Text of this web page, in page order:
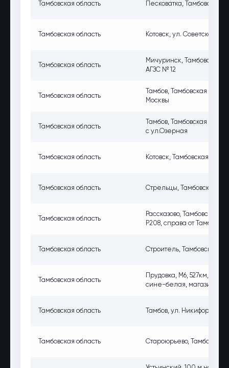
Тамбовская область Песковатка, Тамбовская
Тамбовская область Котовск, ул. Советская,
Тамбовская область
Мичуринск, Тамбовская
АГЗС № 12
Тамбовская область
Тамбов, Тамбовская обл.,
Москвы
Тамбовская область
Тамбов, Тамбовская
с ул.Озерная
Тамбовская область Котовск, Тамбовская
Тамбовская область Стрельцы, Тамбовская
Тамбовская область
Рассказово, Тамбовская
Р208, справа от Тамбова
Тамбовская область Строитель, Тамбовский
Тамбовская область
Прудовка, М6, 527км,
сине-белая, магазин,
Тамбовская область Тамбов, ул.
Тамбовская область Староюрьево,